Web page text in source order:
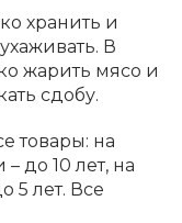
хранить и
В
жарить мясо и
сдобу.
товары: на
до 10 лет, на
5 лет. Все